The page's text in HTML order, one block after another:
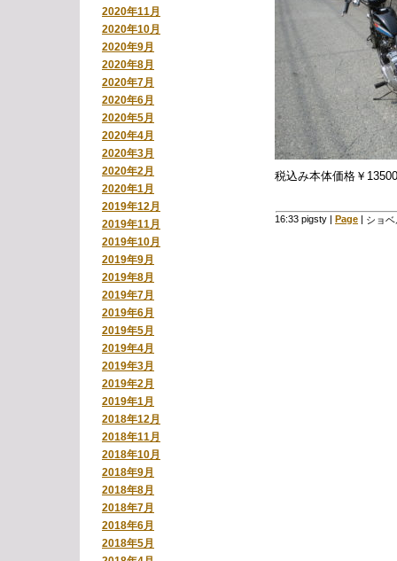
2020年11月
2020年10月
2020年9月
2020年8月
2020年7月
2020年6月
2020年5月
2020年4月
2020年3月
2020年2月
2020年1月
2019年12月
2019年11月
2019年10月
2019年9月
2019年8月
2019年7月
2019年6月
2019年5月
2019年4月
2019年3月
2019年2月
2019年1月
2018年12月
2018年11月
2018年10月
2018年9月
2018年8月
2018年7月
2018年6月
2018年5月
税込み本体価格￥
16:33 pigsty | Page | ショ